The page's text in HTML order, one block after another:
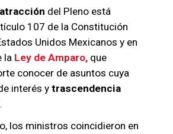
del Pleno está
107 de la Constitución
Unidos Mexicanos y en
la Ley de Amparo,que
conocer de asuntos cuya
interés y trascendencia
.
los ministros coincidieron en